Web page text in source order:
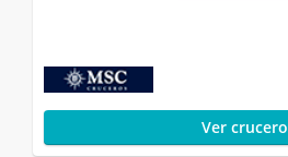
Ver crucero